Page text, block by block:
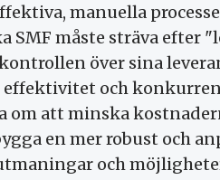
manuella
SMF måste sträva
över sina
och
om att minska
en mer robust och
och